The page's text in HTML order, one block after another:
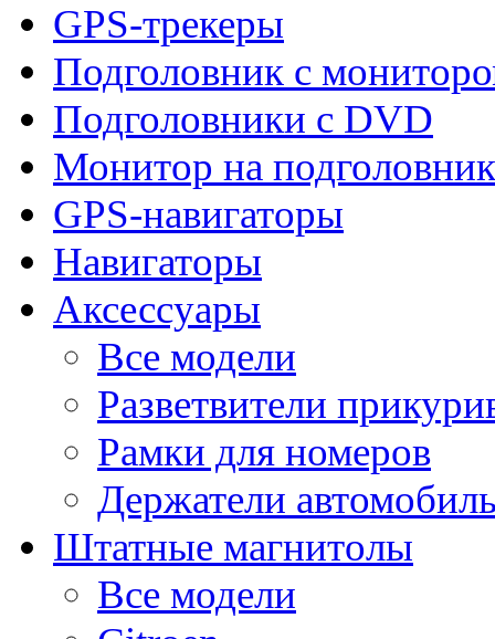
GPS-трекеры
Подголовник с
Подголовники с DVD
Монитор на подголовник
GPS-навигаторы
Навигаторы
Аксессуары
Все модели
Разветвители
Рамки для номеров
Держатели
Штатные магнитолы
Все модели